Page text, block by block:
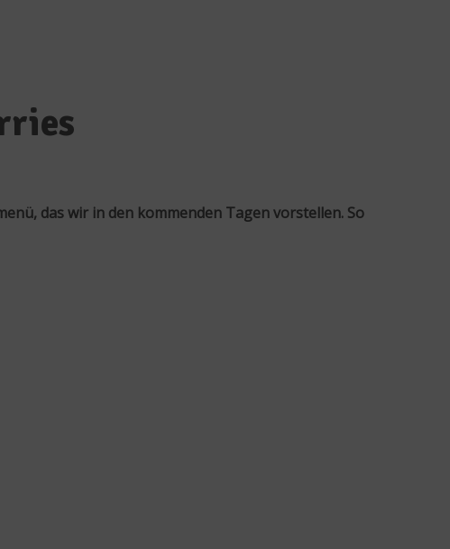
das wir in den kommenden Tagen vorstellen. So